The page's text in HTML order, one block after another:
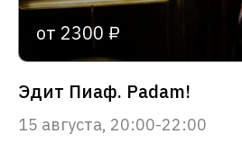
от 2300 ₽
Эдит Пиаф. Padam!
15 августа, 20:00-22:00